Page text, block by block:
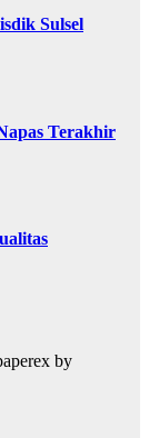
Sulsel
Terakhir
by